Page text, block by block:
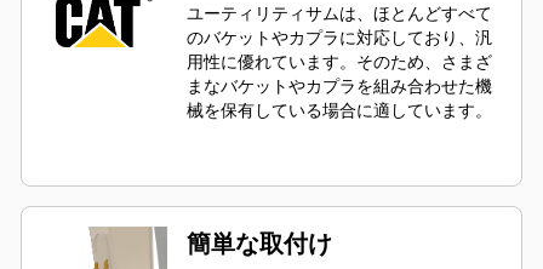
ユーティリティサムは、ほとんどすべて
のバケットやカプラに対応しており、汎
用性に優れています。そのため、さまざ
まなバケットやカプラを組み合わせた機
械を保有している場合に適しています。
簡単な取付け